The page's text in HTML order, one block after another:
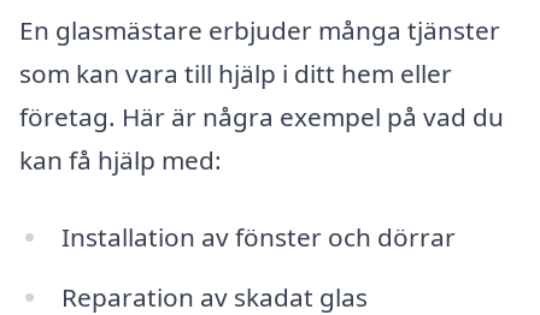
En glasmästare erbjuder många tjänster
som kan vara till hjälp i ditt hem eller
företag. Här är några exempel på vad du
kan få hjälp med:
Installation av fönster och dörrar
Reparation av skadat glas